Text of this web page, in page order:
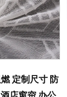
定制尺寸 防